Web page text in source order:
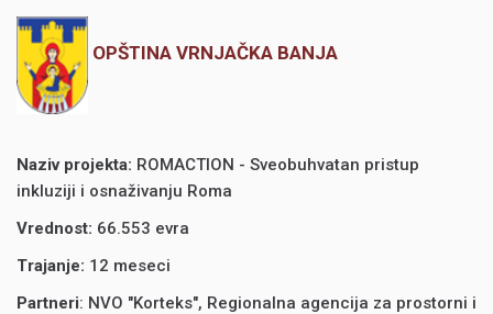
OPŠTINA VRNJAČKA BANJA
Naziv projekta: ROMACTION - Sveobuhvatan pristup
inkluziji i osnaživanju Roma
Vrednost: 66.553 evra
Trajanje: 12 meseci
Partneri: NVO "Korteks", Regionalna agencija za prostorni i